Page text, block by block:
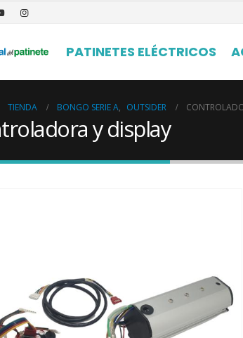
PATINETES ELÉCTRICOS
TIENDA BONGO SERIE A, OUTSIDER
y display